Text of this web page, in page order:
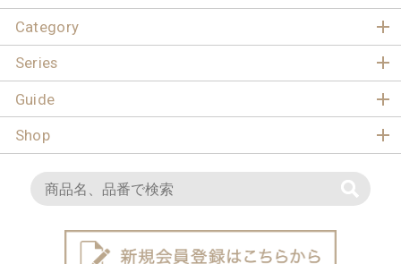
Category
Series
Guide
Shop